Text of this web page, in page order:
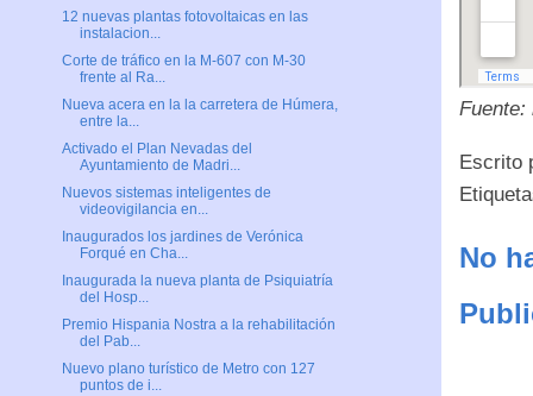
Fuente:
Escrito
No
12 nuevas plantas fotovoltaicas en las
instalacion...
Corte de tráfico en la M-607 con M-30
frente al Ra...
Nueva acera en la la carretera de Húmera,
entre la...
Activado el Plan Nevadas del
Ayuntamiento de Madri...
Nuevos sistemas inteligentes de
videovigilancia en...
Inaugurados los jardines de Verónica
Forqué en Cha...
Inaugurada la nueva planta de Psiquiatría
del Hosp...
Premio Hispania Nostra a la rehabilitación
del Pab...
Nuevo plano turístico de Metro con 127
puntos de i...